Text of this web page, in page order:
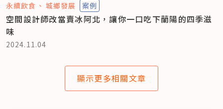
永續飲食 城鄉發展 案例
空間設計師改當賣冰阿北，讓你一口吃下蘭陽的四季滋
味
2024.11.04
顯示更多相關文章